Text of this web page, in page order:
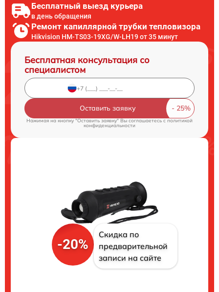
Бесплатный выезд курьера
в день обращения
Ремонт капиллярной трубки тепловизора
Hikvision HM-TS03-19XG/W-LH19 от 35 минут
Бесплатная консультация со
специалистом
Оставить заявку
Нажимая на кнопку "Оставить заявку" Вы соглашаетесь cполитикой
конфиденциальности
-20%
Скидка по
предварительной
записи на сайте